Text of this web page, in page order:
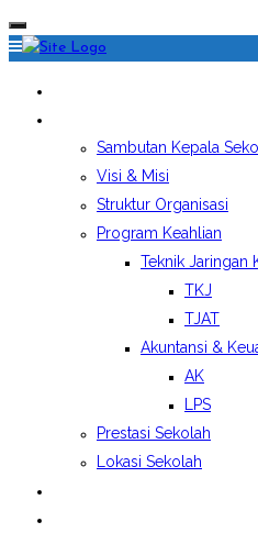
Sambutan Kepala
Visi & Misi
Struktur Organisasi
Program Keahlian
Teknik Jaringan
TKJ
TJAT
Akuntansi &
AK
LPS
Prestasi Sekolah
Lokasi Sekolah